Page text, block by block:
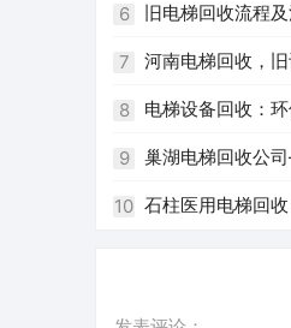
6 旧电梯回收流程
7 河南电梯回收，
8 电梯设备回收：
9 巢湖电梯回收公
10 石柱医用电梯回